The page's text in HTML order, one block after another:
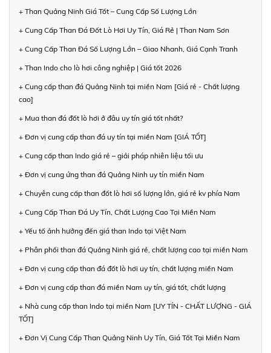
+ Than Quảng Ninh Giá Tốt – Cung Cấp Số Lượng Lớn
+ Cung Cấp Than Đá Đốt Lò Hơi Uy Tín, Giá Rẻ | Than Nam Sơn
+ Cung Cấp Than Đá Số Lượng Lớn – Giao Nhanh, Giá Cạnh Tranh
+ Than Indo cho lò hơi công nghiệp | Giá tốt 2026
+ Cung cấp than đá Quảng Ninh tại miền Nam [Giá rẻ - Chất lượng
cao]
+ Mua than đá đốt lò hơi ở đâu uy tín giá tốt nhất?
+ Đơn vị cung cấp than đá uy tín tại miền Nam [GIÁ TỐT]
+ Cung cấp than Indo giá rẻ – giải pháp nhiên liệu tối ưu
+ Đơn vị cung ứng than đá Quảng Ninh uy tín miền Nam
+ Chuyên cung cấp than đốt lò hơi số lượng lớn, giá rẻ kv phía Nam
+ Cung Cấp Than Đá Uy Tín, Chất Lượng Cao Tại Miền Nam
+ Yếu tố ảnh hưởng đến giá than Indo tại Việt Nam
+ Phân phối than đá Quảng Ninh giá rẻ, chất lượng cao tại miền Nam
+ Đơn vị cung cấp than đá đốt lò hơi uy tín, chất lượng miền Nam
+ Đơn vị cung cấp than đá miền Nam uy tín, giá tốt, chất lượng
+ Nhà cung cấp than Indo tại miền Nam [UY TÍN - CHẤT LƯỢNG - GIÁ
TỐT]
+ Đơn Vị Cung Cấp Than Quảng Ninh Uy Tín, Giá Tốt Tại Miền Nam